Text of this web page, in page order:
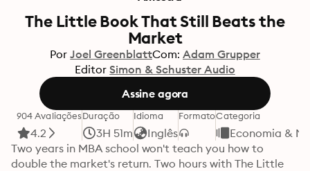
The Little Book That Still Beats the
Market
Por Joel GreenblattCom: Adam Grupper
Editor Simon & Schuster Audio
Assine agora
904 Avaliações
4.2
Duração
3H 51m
Idioma
Inglês
FormatoCategoria
Economia &
Two years in MBA school won't teach you how to
double the market's return. Two hours with The Little